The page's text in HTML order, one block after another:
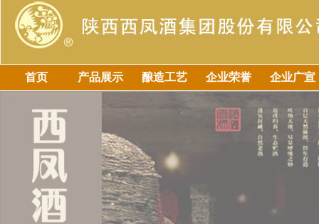
首页 产品展示 酿造工艺 企业荣誉 企业广宣